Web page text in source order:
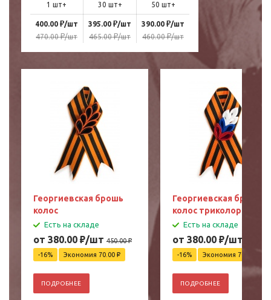
1 шт+ 30 шт+ 50 шт+
400.00 ₽/шт
470.00₽/шт
395.00 ₽/шт
465.00₽/шт
390.00 ₽/шт
460.00₽/шт
Георгиевская брошь
колос
Есть на складе
от 380.00 ₽/шт 450.00₽
-16%
Экономия 70.00 ₽
ПОДРОБНЕЕ
Георгиевская брошь
колос триколор
Есть на складе
от 380.00 ₽/шт
-16%
Экономия 70.00
ПОДРОБНЕЕ